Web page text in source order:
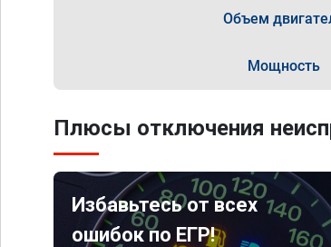
Объем
Мощность
Плюсы отключения
Избавьтесь от всех
ошибок по ЕГР!